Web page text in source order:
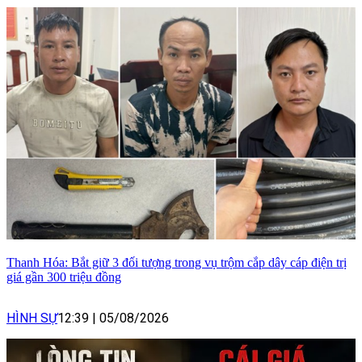
Thanh Hóa: Bắt giữ 3 đối tượng trong vụ trộm cắp dây cáp điện trị
giá gần 300 triệu đồng
HÌNH SỰ12:39 | 05/08/2026